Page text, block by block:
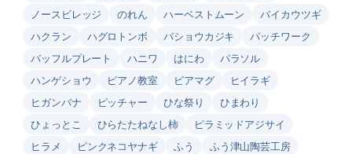
ノースビレッジ
のれん ハーベストムーン
バイカウツギ
ハクラン
ハグロトンボ バショウカジキ
パッチワーク
バッフルプレート
ハニワ はにわ
パラソル
ハンゲショウ
ピアノ教室 ビアマグ
ヒイラギ
ヒガンバナ
ピッチャー ひな祭り
ひまわり
ひょっとこ
ひらたたねなし柿
ピラミッドアジサイ
ヒラメ
ピンクネコヤナギ ふう
ふう津山陶芸工房